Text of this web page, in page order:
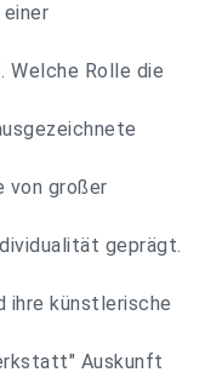
einer
Welche Rolle die
von großer
geprägt.
ihre künstlerische
Auskunft